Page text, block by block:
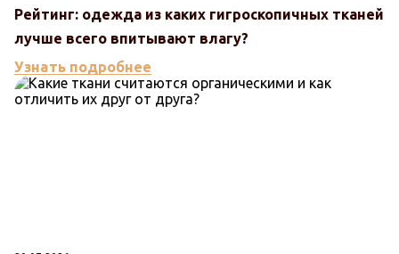
Рейтинг: одежда из каких гигроскопичных тканей
лучше всего впитывают влагу?
Узнать подробнее